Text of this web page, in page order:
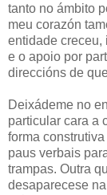
tanto no ámbito
meu corazón
entidade creceu,
e o apoio por
direccións de
Deixádeme no
particular cara a
forma
paus verbais
trampas. Outra
desaparecese